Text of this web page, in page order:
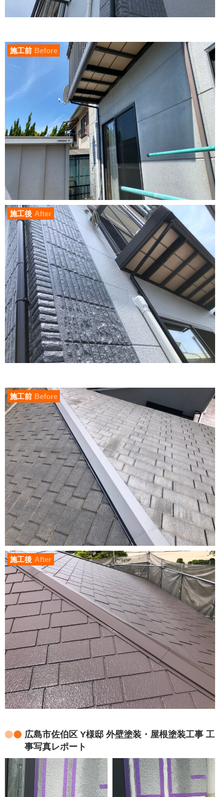
施工前 Before
施工後 After
施工前 Before
施工後 After
広島市佐伯区 Y様邸 外壁塗装・屋根塗装工事 工
事写真レポート